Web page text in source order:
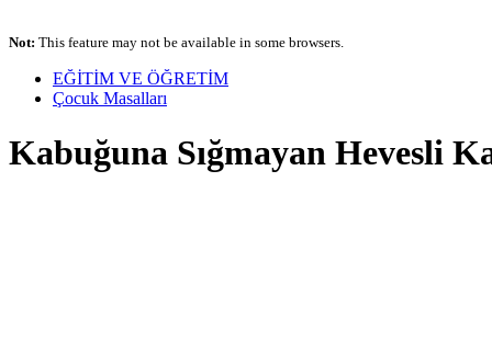
Not: This feature may not be available in some browsers.
EĞİTİM VE ÖĞRETİM
Çocuk Masalları
Kabuğuna Sığmayan Hevesli